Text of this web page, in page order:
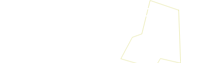
Sommerkino im Seepark „Die